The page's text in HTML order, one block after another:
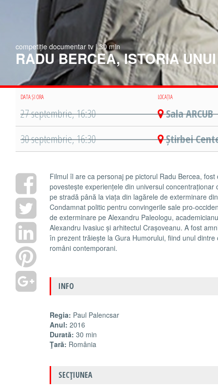
competiție documentar tv | 30 min
RADU BERCEA, ISTORIA
DATA ȘI ORA LOCAȚIA
27 septembrie, 16:30
Sala ARCUB
30 septembrie, 16:30
Știrbei
Filmul îl are ca personaj pe pictorul Radu Bercea,
povestește experiențele din universul concentraționar
pe stradă până la viața din lagărele de exterminare
Condamnat politic pentru convingerile sale pro-
de exterminare pe Alexandru Paleologu,
Alexandru Ivasiuc și arhitectul Crașoveanu. A fost
în prezent trăiește la Gura Humorului, fiind unul dintre
români contemporani.
INFO
Regia: Paul Palencsar
Anul: 2016
Durată: 30 min
Ţară: România
SECŢIUNEA